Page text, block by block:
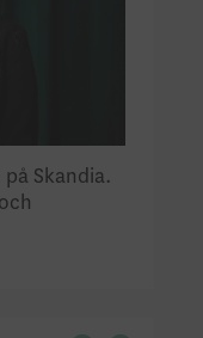
Skandia.